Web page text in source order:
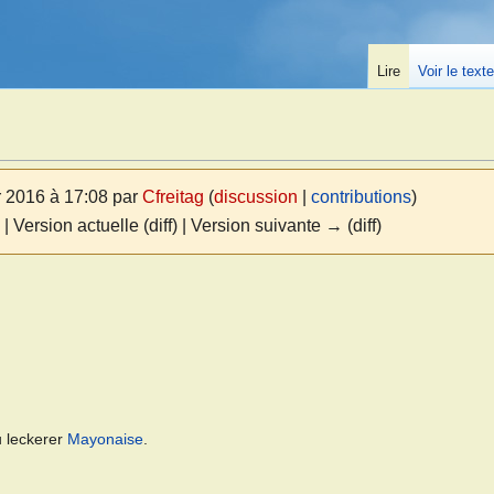
à 17:08 par Cfreitag (discussion contributions)
| Version actuelle (diff) | Version suivante → (diff)
leckerer Mayonaise
Lire Voir le